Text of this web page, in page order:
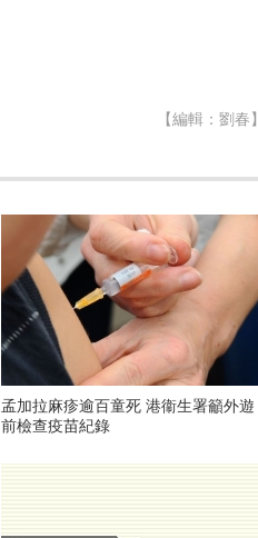
【編輯：劉春】
孟加拉麻疹逾百童死 港衞生署籲外遊
前檢查疫苗紀錄